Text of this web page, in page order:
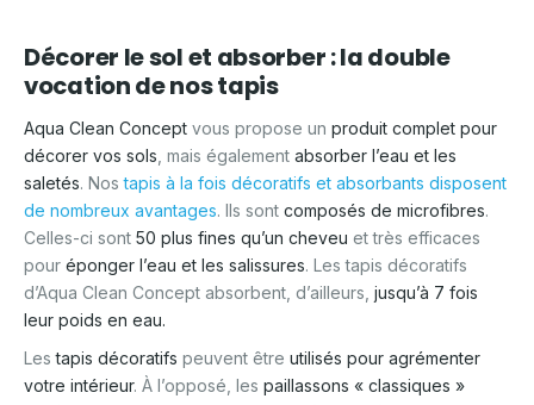
Décorer le sol et absorber : la double
vocation de nos tapis
Aqua Clean Concept vous propose un produit complet pour
décorer vos sols , mais également absorber l’eau et les
saletés. Nostapis à la fois décoratifs et absorbants disposent
de nombreux avantages. Ils sont composés de microfibres.
Celles-ci sont 50 plus fines qu’un cheveu et très efficaces
pour éponger l’eau et les salissures. Les tapis décoratifs
d’Aqua Clean Concept absorbent, d’ailleurs, jusqu’à 7 fois
leur poids en eau.
Les tapis décoratifs peuvent être utilisés pour agrémenter
votre intérieur. À l’opposé, les paillassons « classiques »